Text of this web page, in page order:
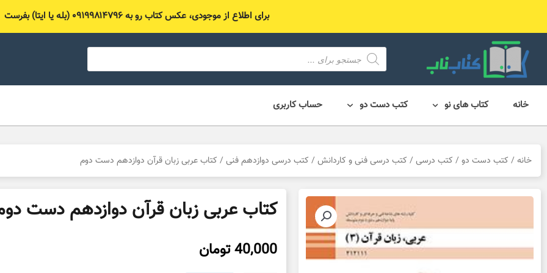
محتوا
برای اطلاع از موجودی، عکس کتاب رو به ۰۹۱۹۹۸۱۴۷۹۶ (بله یا ایتا) بفرست
محصول
search
خانه کتاب های نو کتب دست دو حساب کاربری
خانه / کتب دست دو / کتب درسی / کتب درسی فنی و کاردانش / کتب درسی دوازدهم فنی / کتاب عربی زبان قرآن دوازدهم دست دوم
کتاب عربی زبان قرآن دوازدهم دست
40,000تومان